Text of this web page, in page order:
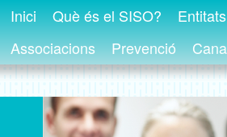
Inici Què és el SISO?
Associacions
Prevenció